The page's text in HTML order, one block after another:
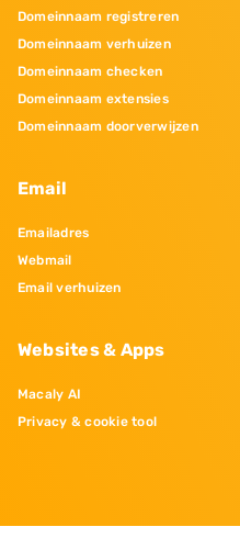
Domeinnaam registreren
Domeinnaam verhuizen
Domeinnaam checken
Domeinnaam extensies
Domeinnaam doorverwijzen
Email
Emailadres
Webmail
Email verhuizen
Websites & Apps
Macaly AI
Privacy & cookie tool